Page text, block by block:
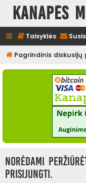
Kanapės
Taisyklės
Pagrindinis diskusijų
Norėdami
prisijungti.